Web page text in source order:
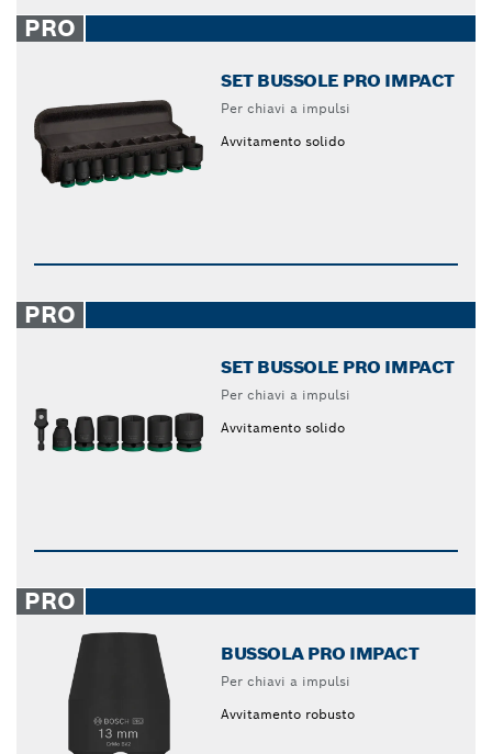
PRO
SET BUSSOLE PRO IMPACT
Per chiavi a impulsi
Avvitamento solido
PRO
SET BUSSOLE PRO IMPACT
Per chiavi a impulsi
Avvitamento solido
PRO
BUSSOLA PRO IMPACT
Per chiavi a impulsi
Avvitamento robusto